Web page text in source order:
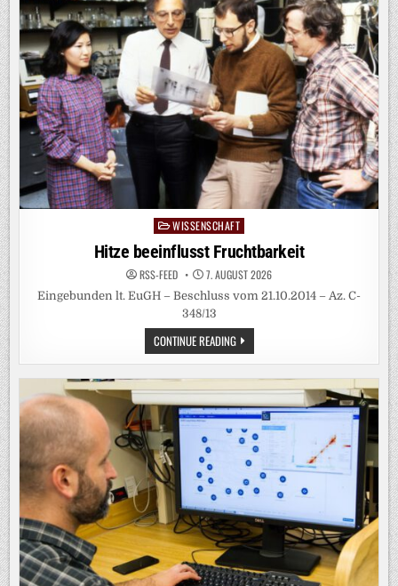
MACHT
VERBORGENE
MUSTER
IN
MIKROBIELLEN
GEMEINSCHAFTEN
DER
WARNOW
SICHTBAR
Posted
in
WISSENSCHAFT
Hitze beeinflusst Fruchtbarkeit
RSS-FEED 7. AUGUST 2026
Eingebunden lt. EuGH – Beschluss vom 21.10.2014 – Az. C-
348/13
CONTINUE READINGHITZE
BEEINFLUSST
FRUCHTBARKEIT